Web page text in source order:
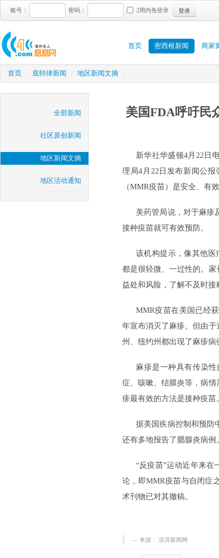
账号： 密码： 2周内免登录 登录
首页 密西根新闻 商家
首页 / 底特律新闻 / 地区新闻文摘 /
全部新闻
社区原创新闻
地区新闻文摘
地区活动通知
美国FDA呼吁民
新华社华盛顿4月22日
理局4月22日发布新闻公
（MMR疫苗）是安全、有
美药管局说，对于麻疹
接种疫苗就可有效预防。
该机构提示，像其他
都是很轻微、一过性的。
益处和风险，了解不及时接
MMR疫苗在美国已经
年宣布消灭了麻疹。但由
州、纽约州都出现了麻疹病
麻疹是一种具有传染
症、咳嗽、结膜炎等，病
疹最有效的方法是接种疫苗
据美国疾病控制和预防
还有多地报告了腮腺炎病例
“反疫苗”运动近年来在
论，即MMR疫苗与自闭症
术刊物已对其撤稿。
来源： 澎湃新闻网